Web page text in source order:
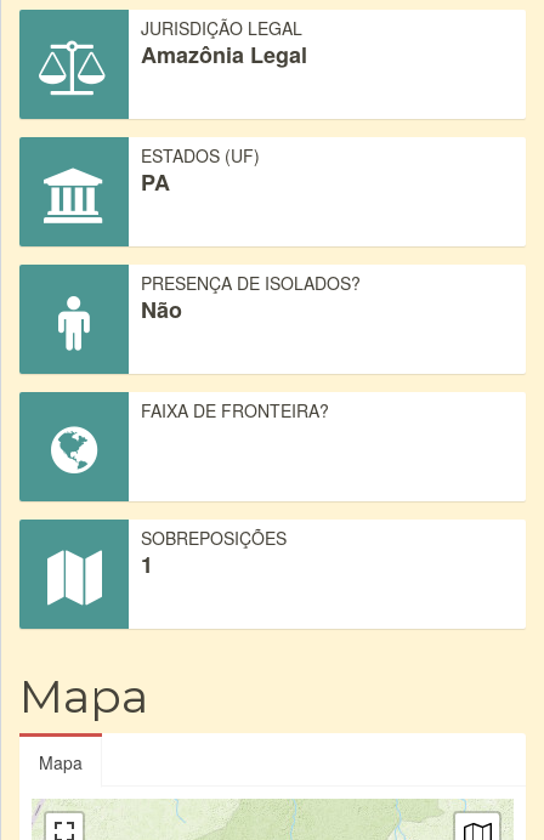
JURISDIÇÃO LEGAL
Amazônia Legal
ESTADOS (UF)
PA
PRESENÇA DE ISOLADOS?
Não
FAIXA DE FRONTEIRA?
SOBREPOSIÇÕES
1
Mapa
Mapa